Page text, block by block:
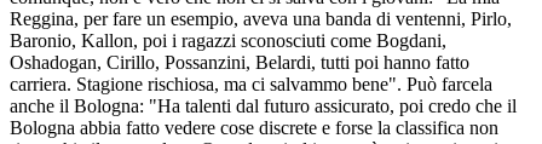
Reggina, per fare un esempio, aveva una banda di ventenni, Pirlo,
Baronio, Kallon, poi i ragazzi sconosciuti come Bogdani,
Oshadogan, Cirillo, Possanzini, Belardi, tutti poi hanno fatto
carriera. Stagione rischiosa, ma ci salvammo bene". Può farcela
anche il Bologna: "Ha talenti dal futuro assicurato, poi credo che il
Bologna abbia fatto vedere cose discrete e forse la classifica non